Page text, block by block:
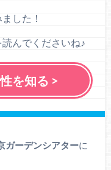
した！
んでくださいね♪
を知る >
ガーデンシアターに